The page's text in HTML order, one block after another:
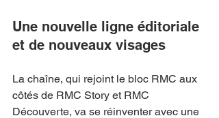
Une nouvelle ligne éditoriale
et de nouveaux visages
La chaîne, qui rejoint le bloc RMC aux
côtés de RMC Story et RMC
Découverte, va se réinventer avec une